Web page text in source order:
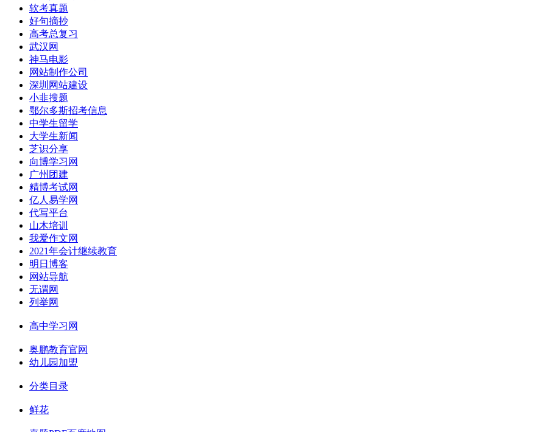
软考真题
好句摘抄
高考总复习
武汉网
神马电影
网站制作公司
深圳网站建设
小韭搜题
鄂尔多斯招考信息
中学生留学
大学生新闻
芝识分享
向博学习网
广州团建
精博考试网
亿人易学网
代写平台
山木培训
我爱作文网
2021年会计继续教育
明日博客
网站导航
无谓网
列举网
高中学习网
奥鹏教育官网
幼儿园加盟
分类目录
鲜花